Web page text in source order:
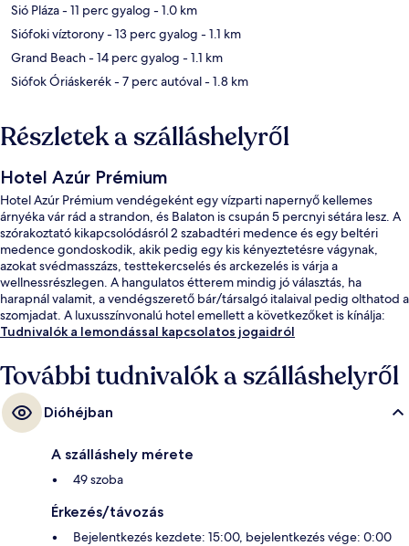
Sió Pláza- 11 perc gyalog - 1.0 km
Siófoki víztorony- 13 perc gyalog - 1.1 km
Grand Beach- 14 perc gyalog - 1.1 km
Siófok Óriáskerék- 7 perc autóval- 1.8 km
Részletek a szálláshelyről
Hotel Azúr Prémium
Hotel Azúr Prémium vendégeként egy vízparti napernyő kellemes
árnyéka vár rád a strandon, és Balaton is csupán 5 percnyi sétára lesz. A
szórakoztató kikapcsolódásról 2 szabadtéri medence és egy beltéri
medence gondoskodik, akik pedig egy kis kényeztetésre vágynak,
azokat svédmasszázs, testtekercselés és arckezelés is várja a
wellnessrészlegen. A hangulatos étterem mindig jó választás, ha
harapnál valamit, a vendégszerető bár/társalgó italaival pedig olthatod a
szomjadat. A luxusszínvonalú hotel emellett a következőket is kínálja:
medence melletti bár, fitneszlétesítmény és fedett teniszpálya.
Tudnivalók a lemondással kapcsolatos jogaidról
További tudnivalók a szálláshelyről
Dióhéjban
A szálláshely mérete
49 szoba
Érkezés/távozás
Bejelentkezés kezdete: 15:00, bejelentkezés vége: 0:00